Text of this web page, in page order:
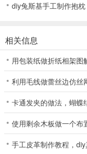
diy兔斯基手工制作抱枕
相关信息
用包装纸做折纸相架图
利用毛线做蕾丝边仿丝
卡通发夹的做法，蝴蝶
使用剩余木板做一个布
手工皮革制作教程，